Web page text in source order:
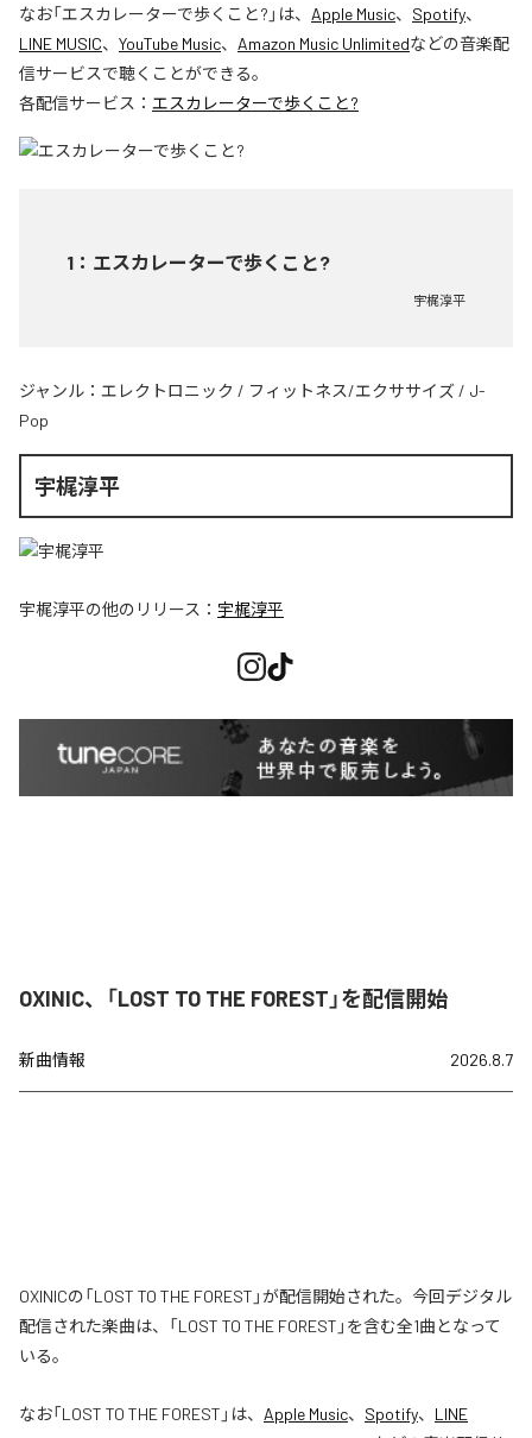
なお「エスカレーターで歩くこと? 」は、 Apple Music、 Spotify、
LINE MUSIC、 YouTube Music、 Amazon Music Unlimitedなどの音楽配
信サービスで聴くことができる。
各配信サービス： エスカレーターで歩くこと?
1 ： エスカレーターで歩くこと?
宇梶淳平
ジャンル： エレクトロニック / フィットネス/エクササイズ / J-
Pop
宇梶淳平
宇梶淳平の他のリリース： 宇梶淳平
OXINIC、「LOST TO THE FOREST」を配信開始
新曲情報 2026.8.7
OXINICの「LOST TO THE FOREST」が配信開始された。今回デジタル
配信された楽曲は、「LOST TO THE FOREST」を含む全1曲となって
いる。
なお「LOST TO THE FOREST 」は、 Apple Music、 Spotify、 LINE